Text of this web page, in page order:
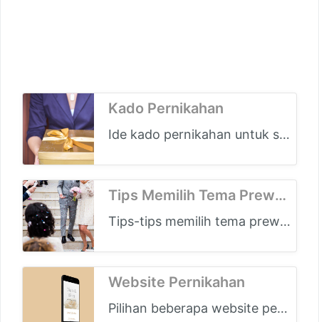
Kado Pernikahan
Ide kado pernikahan untuk sahabat, saudara, murah meriah, bermanfaat, serta berkesan
Tips Memilih Tema Prewed
Tips-tips memilih tema prewedding pernikahan yang unik, modern, klasik, colorful
Website Pernikahan
Pilihan beberapa website pernikahan online yang murah